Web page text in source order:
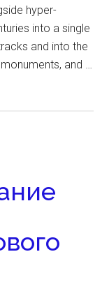
hyper-
into a single
and into the
and …